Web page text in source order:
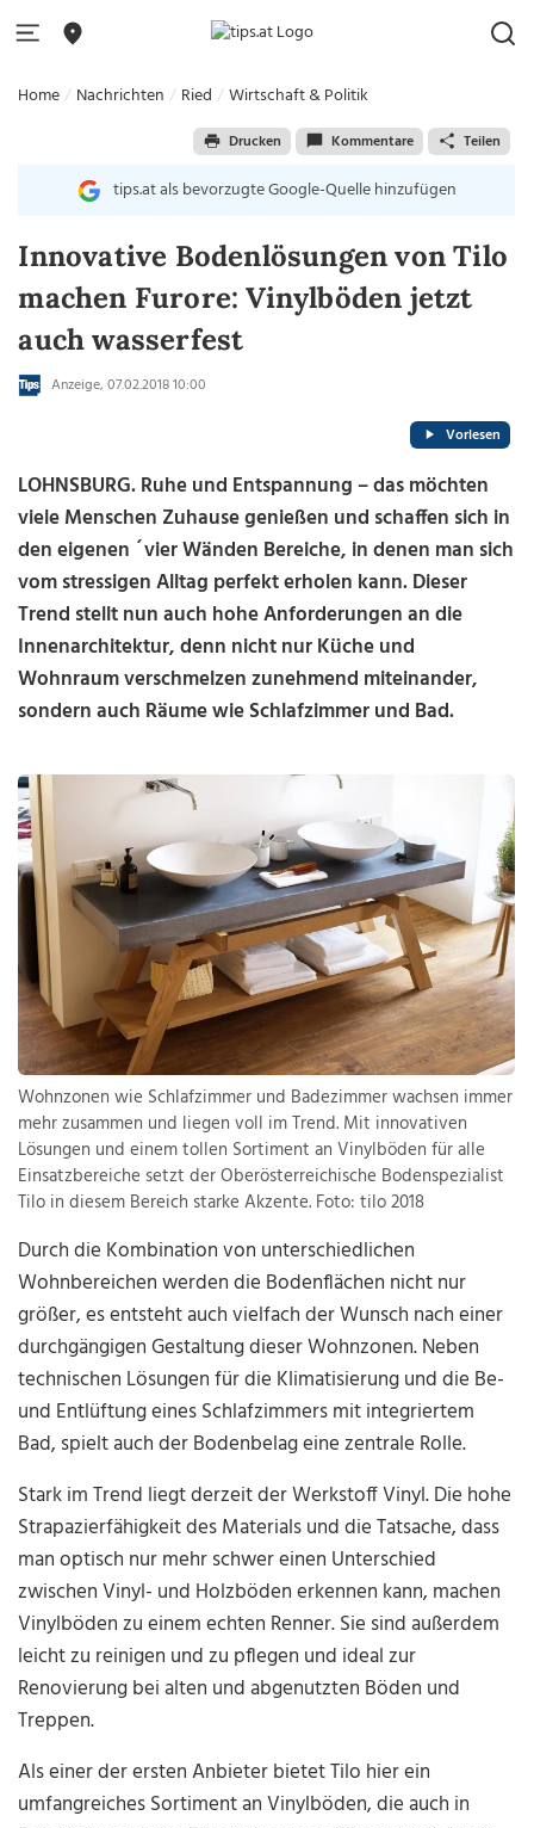
Home Nachrichten Ried Wirtschaft & Politik
Drucken Kommentare Teilen
tips.at als bevorzugte Google-Quelle hinzufügen
Innovative Bodenlösungen von Tilo
machen Furore: Vinylböden jetzt
auch wasserfest
Anzeige,07.02.2018 10:00
Vorlesen
LOHNSBURG. Ruhe und Entspannung – das möchten
viele Menschen Zuhause genießen und schaffen sich in
den eigenen ´vier Wänden Bereiche, in denen man sich
vom stressigen Alltag perfekt erholen kann. Dieser
Trend stellt nun auch hohe Anforderungen an die
Innenarchitektur, denn nicht nur Küche und
Wohnraum verschmelzen zunehmend miteinander,
sondern auch Räume wie Schlafzimmer und Bad.
Wohnzonen wie Schlafzimmer und Badezimmer wachsen immer
mehr zusammen und liegen voll im Trend. Mit innovativen
Lösungen und einem tollen Sortiment an Vinylböden für alle
Einsatzbereiche setzt der Oberösterreichische Bodenspezialist
Tilo in diesem Bereich starke Akzente. Foto: tilo 2018
Durch die Kombination von unterschiedlichen
Wohnbereichen werden die Bodenflächen nicht nur
größer, es entsteht auch vielfach der Wunsch nach einer
durchgängigen Gestaltung dieser Wohnzonen. Neben
technischen Lösungen für die Klimatisierung und die Be-
und Entlüftung eines Schlafzimmers mit integriertem
Bad, spielt auch der Bodenbelag eine zentrale Rolle.
Stark im Trend liegt derzeit der Werkstoff Vinyl. Die hohe
Strapazierfähigkeit des Materials und die Tatsache, dass
man optisch nur mehr schwer einen Unterschied
zwischen Vinyl- und Holzböden erkennen kann, machen
Vinylböden zu einem echten Renner. Sie sind außerdem
leicht zu reinigen und zu pflegen und ideal zur
Renovierung bei alten und abgenutzten Böden und
Treppen.
Als einer der ersten Anbieter bietet Tilo hier ein
umfangreiches Sortiment an Vinylböden, die auch in